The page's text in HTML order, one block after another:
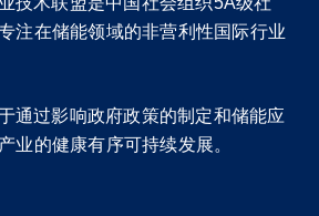
注在储能领域的非营利性国际行业
通过影响政府政策的制定和储能应
业的健康有序可持续发展。